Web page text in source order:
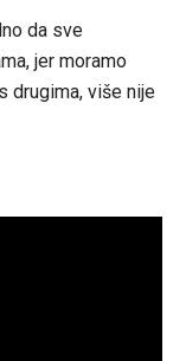
da sve
jer moramo
drugima, više nije